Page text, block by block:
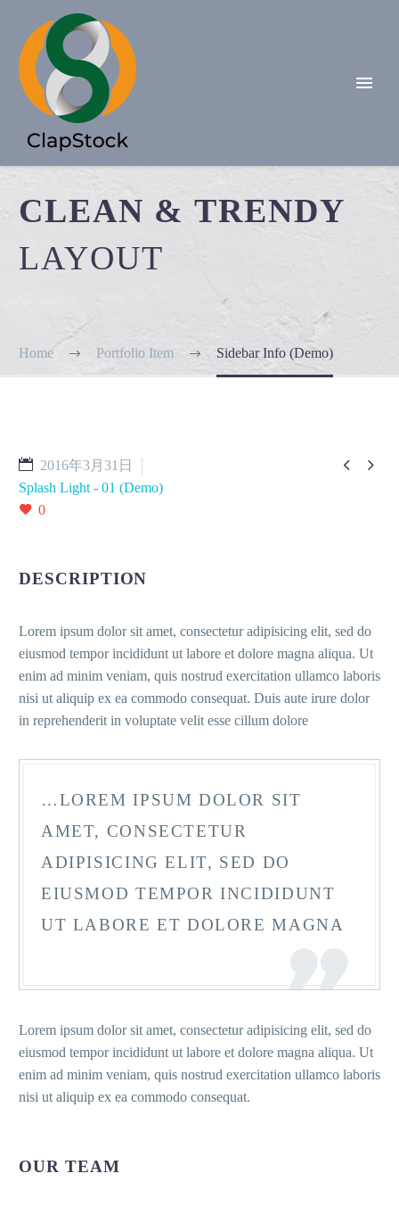
CLEAN & TRENDY
LAYOUT
Home Portfolio Item Sidebar Info (Demo)
 
2016年3月31日
Splash Light - 01 (Demo)
0
DESCRIPTION
Lorem ipsum dolor sit amet, consectetur adipisicing elit, sed do
eiusmod tempor incididunt ut labore et dolore magna aliqua. Ut
enim ad minim veniam, quis nostrud exercitation ullamco laboris
nisi ut aliquip ex ea commodo consequat. Duis aute irure dolor
in reprehenderit in voluptate velit esse cillum dolore
…LOREM IPSUM DOLOR SIT
AMET, CONSECTETUR
ADIPISICING ELIT, SED DO
EIUSMOD TEMPOR INCIDIDUNT
UT LABORE ET DOLORE MAGNA
Lorem ipsum dolor sit amet, consectetur adipisicing elit, sed do
eiusmod tempor incididunt ut labore et dolore magna aliqua. Ut
enim ad minim veniam, quis nostrud exercitation ullamco laboris
nisi ut aliquip ex ea commodo consequat.
OUR TEAM